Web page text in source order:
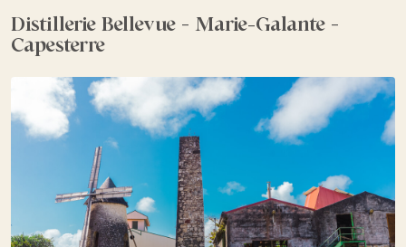
Distillerie Bellevue – Marie-Galante –
Capesterre